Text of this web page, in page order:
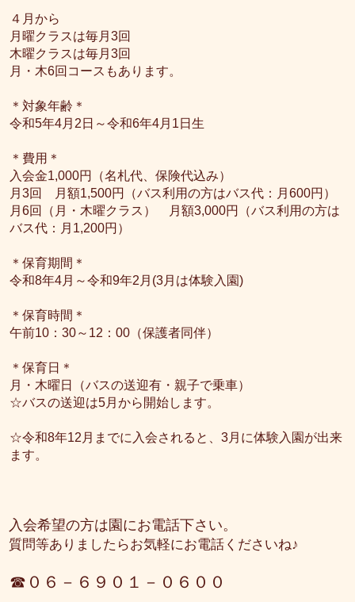
４月から
月曜クラスは毎月3回
木曜クラスは毎月3回
月・木6回コースもあります。
＊対象年齢＊
令和5年4月2日～令和6年4月1日生
＊費用＊
入会金1,000円（名札代、保険代込み）
月3回 月額1,500円（バス利用の方はバス代：月600円）
月6回（月・木曜クラス） 月額3,000円（バス利用の方は
バス代：月1,200円）
＊保育期間＊
令和8年4月～令和9年2月(3月は体験入園)
＊保育時間＊
午前10：30～12：00（保護者同伴）
＊保育日＊
月・木曜日（バスの送迎有・親子で乗車）
☆バスの送迎は5月から開始します。
☆令和8年12月までに入会されると、3月に体験入園が出来
ます。
入会希望の方は園にお電話下さい。
質問等ありましたらお気軽にお電話くださいね♪
☎０６－６９０１－０６００